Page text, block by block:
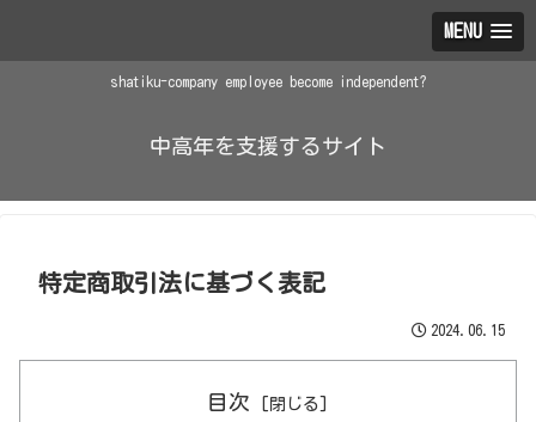
MENU
shatiku-company employee become independent?
中高年を支援するサイト
特定商取引法に基づく表記
2024.06.15
目次